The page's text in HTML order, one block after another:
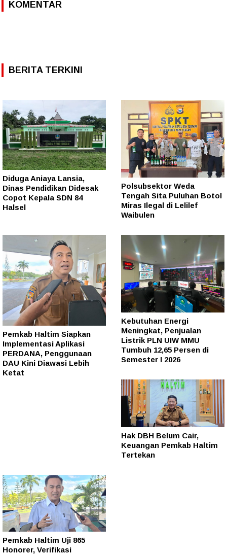
KOMENTAR
BERITA TERKINI
Diduga Aniaya Lansia,
Dinas Pendidikan Didesak
Copot Kepala SDN 84
Halsel
Polsubsektor Weda
Tengah Sita Puluhan Botol
Miras Ilegal di Lelilef
Waibulen
Pemkab Haltim Siapkan
Implementasi Aplikasi
PERDANA, Penggunaan
DAU Kini Diawasi Lebih
Ketat
Kebutuhan Energi
Meningkat, Penjualan
Listrik PLN UIW MMU
Tumbuh 12,65 Persen di
Semester I 2026
Hak DBH Belum Cair,
Keuangan Pemkab Haltim
Tertekan
Pemkab Haltim Uji 865
Honorer, Verifikasi